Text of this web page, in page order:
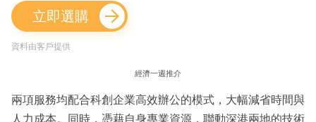
立即選購
資料由客戶提供
經濟一週推介
兩項服務均配合科創企業高效辦公的模式，大幅減省時間與
人力成本。同時，憑藉自身專業資源，聯動深港兩地的技術